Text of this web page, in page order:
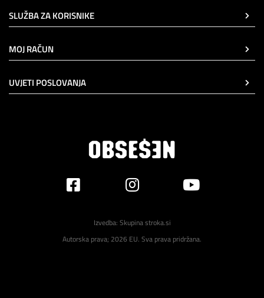
SLUŽBA ZA KORISNIKE
MOJ RAČUN
UVJETI POSLOVANJA
Izvedba: Skupina stroka.si
Autorska prava; 2026 EU. Sva prava pridržana.